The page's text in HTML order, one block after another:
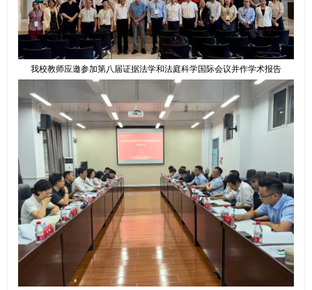
我校教师应邀参加第八届证据法学和法庭科学国际会议并作学术报告